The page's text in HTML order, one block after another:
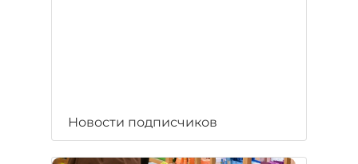
Новости подписчиков